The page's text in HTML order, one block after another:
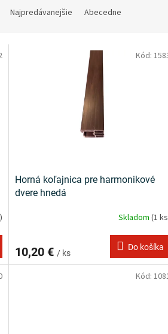
Najpredávanejšie Abecedne
Horná koľajnica pre harmonikové
dvere hnedá
Skladom (1
10,20 € / ks
Do košíka
Kód:
Kód: